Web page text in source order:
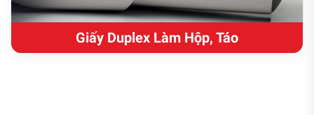
Giấy Duplex Làm Hộp, Táo